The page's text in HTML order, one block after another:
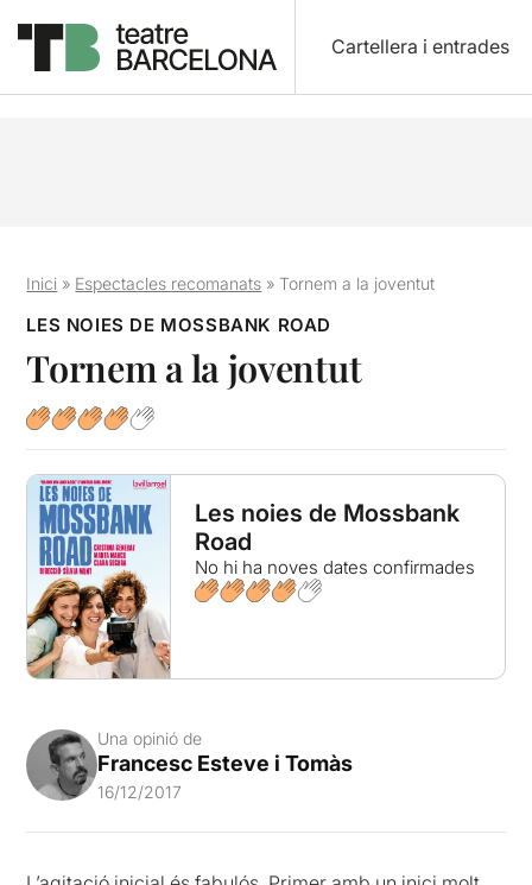
Cartellera i entrades
Inici » Espectacles recomanats »Tornem a la joventut
LES NOIES DE MOSSBANK ROAD
Tornem a la joventut
Les noies de Mossbank
Road
No hi ha noves dates confirmades
Una opinió de
Francesc Esteve i Tomàs
16/12/2017